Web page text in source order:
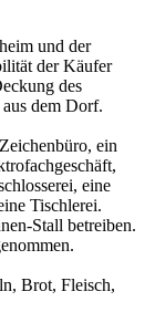
und der
der Käufer
des
dem Dorf.
ein
eine
Tischlerei.
Stall betreiben.
Brot, Fleisch,